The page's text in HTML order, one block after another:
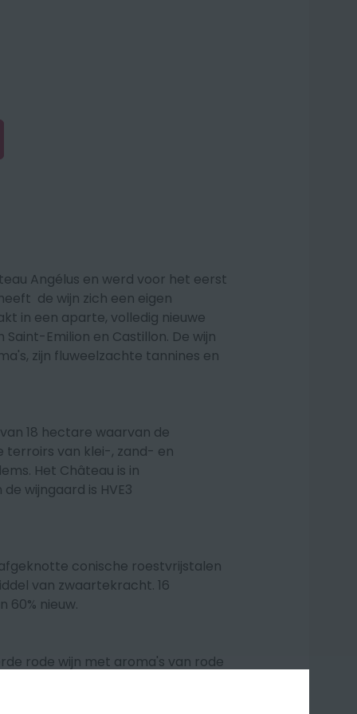
Angélus en werd voor het eerst
de wijn zich een eigen
in een aparte, volledig nieuwe
Emilion en Castillon. De wijn
zijn fluweelzachte tannines en
18 hectare waarvan de
terroirs van klei-, zand- en
Het Château is in
wijngaard is HVE3
conische roestvrijstalen
van zwaartekracht. 16
60% nieuw.
rode wijn met aroma's van rode